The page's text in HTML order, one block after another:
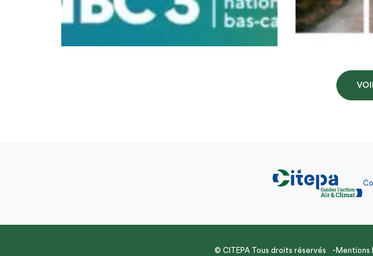
© CITEPA Tous droits réservés Mentions